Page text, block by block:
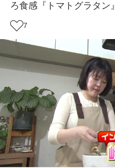
ろ食感『トマトグラタン
7